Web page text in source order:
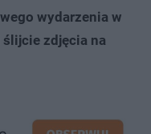
wydarzenia w
zdjęcia na